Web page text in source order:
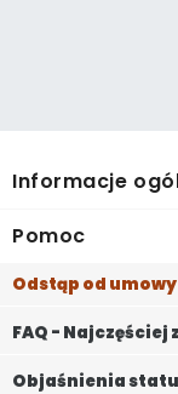
Informacje
Pomoc
Odstąp od
FAQ -
Objaśnienia